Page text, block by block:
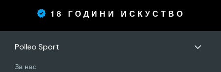
18 ГОДИНИ ИСКУСТВО
Polleo Sport
За нас